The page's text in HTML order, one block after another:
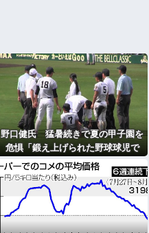
野口健氏 猛暑続きで夏の甲子園を
危惧「鍛え上げられた野球球児で
も、危ないのではないかな」